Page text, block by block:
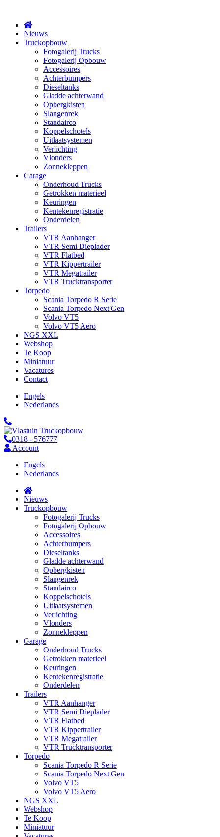
Nieuws
Truckopbouw
Fotogalerij Trucks
Fotogalerij Opbouw
Accessoires
Achterbumpers
Dieseltanks
Gladde achterwand
Opbergkisten
Slangenrek
Standairco
Koppelschotels
Uitlaatsystemen
Verlichting
Vlonders
Zonnekleppen
Garage
Onderhoud Trucks
Getrokken materieel
Keuringen
Kentekenregistratie
Onderdelen
Trailers
VTR Aanhanger
VTR Semi Dieplader
VTR Flatbed
VTR Kippertrailer
VTR Megatrailer
VTR Trucktransporter
Torpedo
Scania Torpedo R Serie
Scania Torpedo Next Gen
Volvo VT5
Volvo VT5 Aero
NGS XXL
Webshop
Te Koop
Miniatuur
Vacatures
Contact
Engels
Nederlands
0318 - 576777
Account
Engels
Nederlands
Nieuws
Truckopbouw
Fotogalerij Trucks
Fotogalerij Opbouw
Accessoires
Achterbumpers
Dieseltanks
Gladde achterwand
Opbergkisten
Slangenrek
Standairco
Koppelschotels
Uitlaatsystemen
Verlichting
Vlonders
Zonnekleppen
Garage
Onderhoud Trucks
Getrokken materieel
Keuringen
Kentekenregistratie
Onderdelen
Trailers
VTR Aanhanger
VTR Semi Dieplader
VTR Flatbed
VTR Kippertrailer
VTR Megatrailer
VTR Trucktransporter
Torpedo
Scania Torpedo R Serie
Scania Torpedo Next Gen
Volvo VT5
Volvo VT5 Aero
NGS XXL
Webshop
Te Koop
Miniatuur